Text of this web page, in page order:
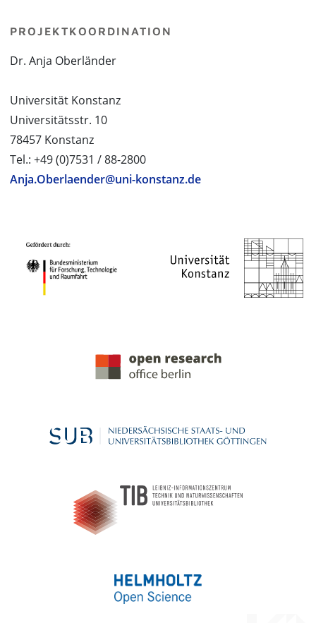
PROJEKTKOORDINATION
Dr. Anja Oberländer
Universität Konstanz
Universitätsstr. 10
78457 Konstanz
Tel.: +49 (0)7531 / 88-2800
Anja.Oberlaender@uni-konstanz.de